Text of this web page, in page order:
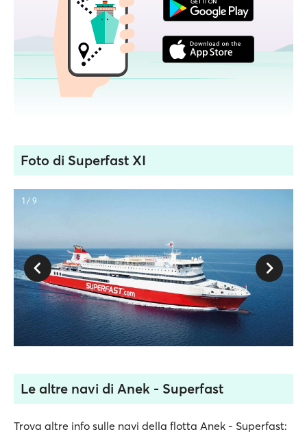
Foto di Superfast XI
1 / 9
Le altre navi di Anek - Superfast
Trova altre info sulle navi della flotta Anek - Superfast: